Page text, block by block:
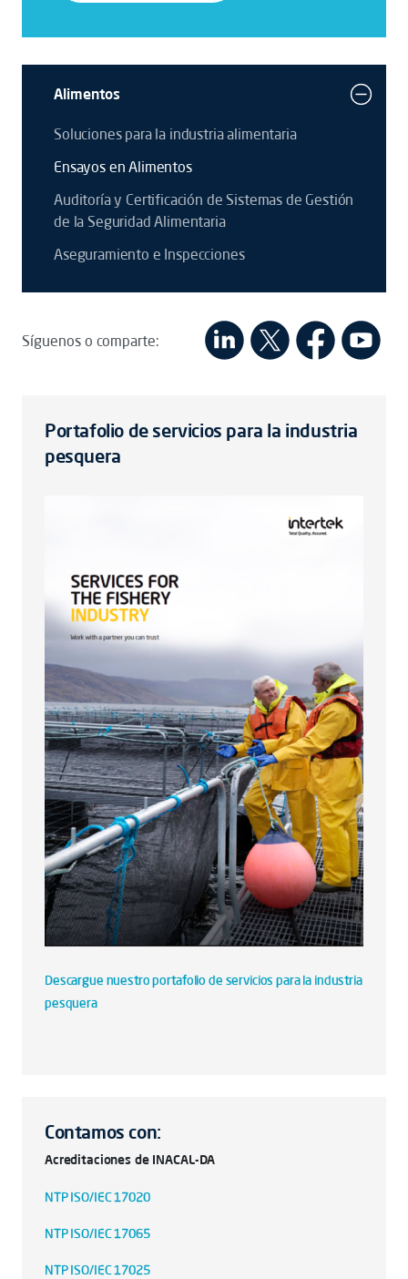
Alimentos
Soluciones para la industria alimentaria
Ensayos en Alimentos
Auditoría y Certificación de Sistemas de Gestión
de la Seguridad Alimentaria
Aseguramiento e Inspecciones
Síguenos o comparte:
Portafolio de servicios para la industria
pesquera
Descargue nuestro portafolio de servicios para la industria
pesquera
Contamos con:
Acreditaciones de INACAL-DA
NTP ISO/IEC 17020
NTP ISO/IEC 17065
NTP ISO/IEC 17025